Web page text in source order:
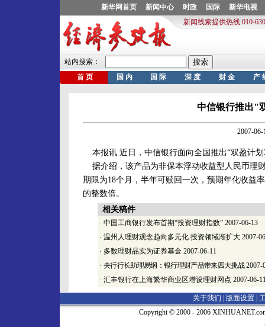
中信银行推出"
2007-
本报讯 近日，中信银行面向全国推出“双盈计
据介绍，该产品为非保本浮动收益型人民币理
期限为18个月，半年可赎回一次，预期年化收益
的整数倍。
相关稿件
· 中国工商银行发布首期“投资理财指数” 2007-06-13
· 温州人理财观念趋向多元化 投资领域渐扩大 2007-
· 多数理财品实为证券基金 2007-06-11
· 央行行长助理易纲：银行理财产品带来四大挑战2007-
· 汇丰银行在上海繁华商业区增设理财网点 2007-06-
关于我们 | 版面设置
Copyright © 2000 - 2006